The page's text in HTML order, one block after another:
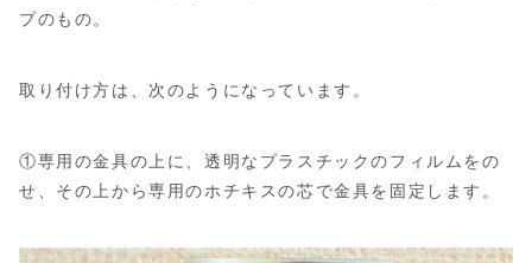
プのもの。
取り付け方は、次のようになっています。
①専用の金具の上に、透明なプラスチックのフィルムをの
せ、その上から専用のホチキスの芯で金具を固定します。